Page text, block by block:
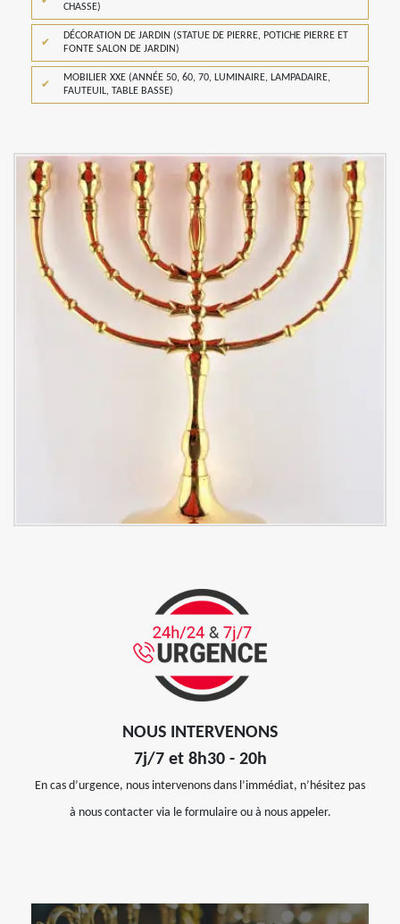
CHASSE)
DÉCORATION DE JARDIN (STATUE DE PIERRE, POTICHE PIERRE ET
FONTE SALON DE JARDIN)
MOBILIER XXE (ANNÉE 50, 60, 70, LUMINAIRE, LAMPADAIRE,
FAUTEUIL, TABLE BASSE)
NOUS INTERVENONS
7j/7 et 8h30 - 20h
En cas d’urgence, nous intervenons dans l’immédiat, n’hésitez pas
à nous contacter via le formulaire ou à nous appeler.